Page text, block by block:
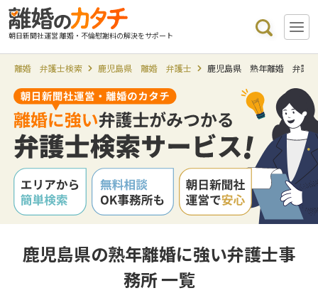
朝日新聞社運営 離婚・不倫慰謝料の解決をサポート
離婚 弁護士検索 鹿児島県 離婚 弁護士 鹿児島県 熟年離婚 弁護士
鹿児島県の熟年離婚に強い弁護士事
務所 一覧